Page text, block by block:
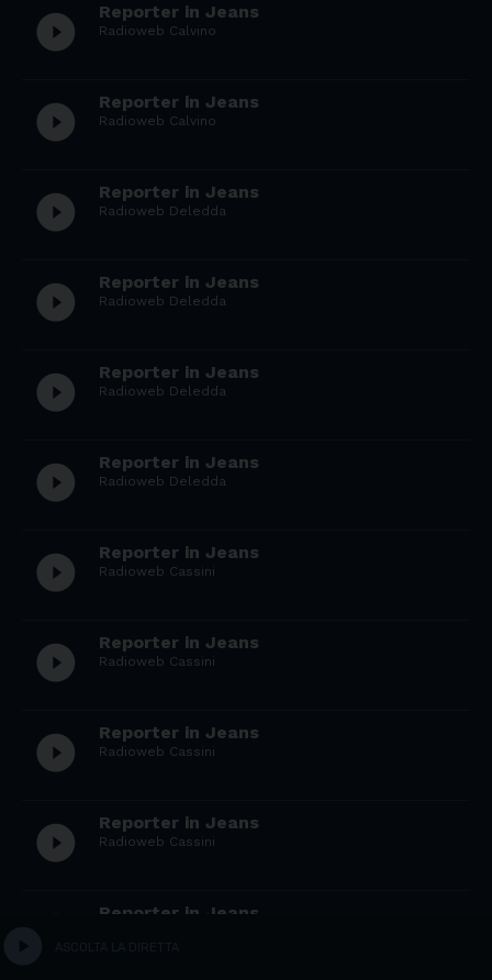
play_circle_filled Reporter in Jeans
Radioweb Calvino
play_circle_filled Reporter in Jeans
Radioweb Calvino
play_circle_filled Reporter in Jeans
Radioweb Deledda
play_circle_filled Reporter in Jeans
Radioweb Deledda
play_circle_filled Reporter in Jeans
Radioweb Deledda
play_circle_filled Reporter in Jeans
Radioweb Deledda
play_circle_filled Reporter in Jeans
Radioweb Cassini
play_circle_filled Reporter in Jeans
Radioweb Cassini
play_circle_filled Reporter in Jeans
Radioweb Cassini
play_circle_filled Reporter in Jeans
Radioweb Cassini
Reporter in Jeans